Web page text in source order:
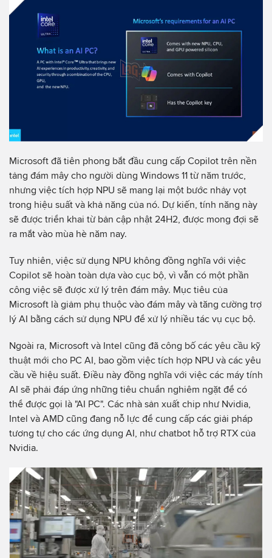
Microsoft đã tiên phong bắt đầu cung cấp Copilot trên nền
tảng đám mây cho người dùng Windows 11 từ năm trước,
nhưng việc tích hợp NPU sẽ mang lại một bước nhảy vọt
trong hiệu suất và khả năng của nó. Dự kiến, tính năng này
sẽ được triển khai từ bản cập nhật 24H2, được mong đợi sẽ
ra mắt vào mùa hè năm nay.
Tuy nhiên, việc sử dụng NPU không đồng nghĩa với việc
Copilot sẽ hoàn toàn dựa vào cục bộ, vì vẫn có một phần
công việc sẽ được xử lý trên đám mây. Mục tiêu của
Microsoft là giảm phụ thuộc vào đám mây và tăng cường trợ
lý AI bằng cách sử dụng NPU để xử lý nhiều tác vụ cục bộ.
Ngoài ra, Microsoft và Intel cũng đã công bố các yêu cầu kỹ
thuật mới cho PC AI, bao gồm việc tích hợp NPU và các yêu
cầu về hiệu suất. Điều này đồng nghĩa với việc các máy tính
AI sẽ phải đáp ứng những tiêu chuẩn nghiêm ngặt để có
thể được gọi là "AI PC". Các nhà sản xuất chip như Nvidia,
Intel và AMD cũng đang nỗ lực để cung cấp các giải pháp
tương tự cho các ứng dụng AI, như chatbot hỗ trợ RTX của
Nvidia.